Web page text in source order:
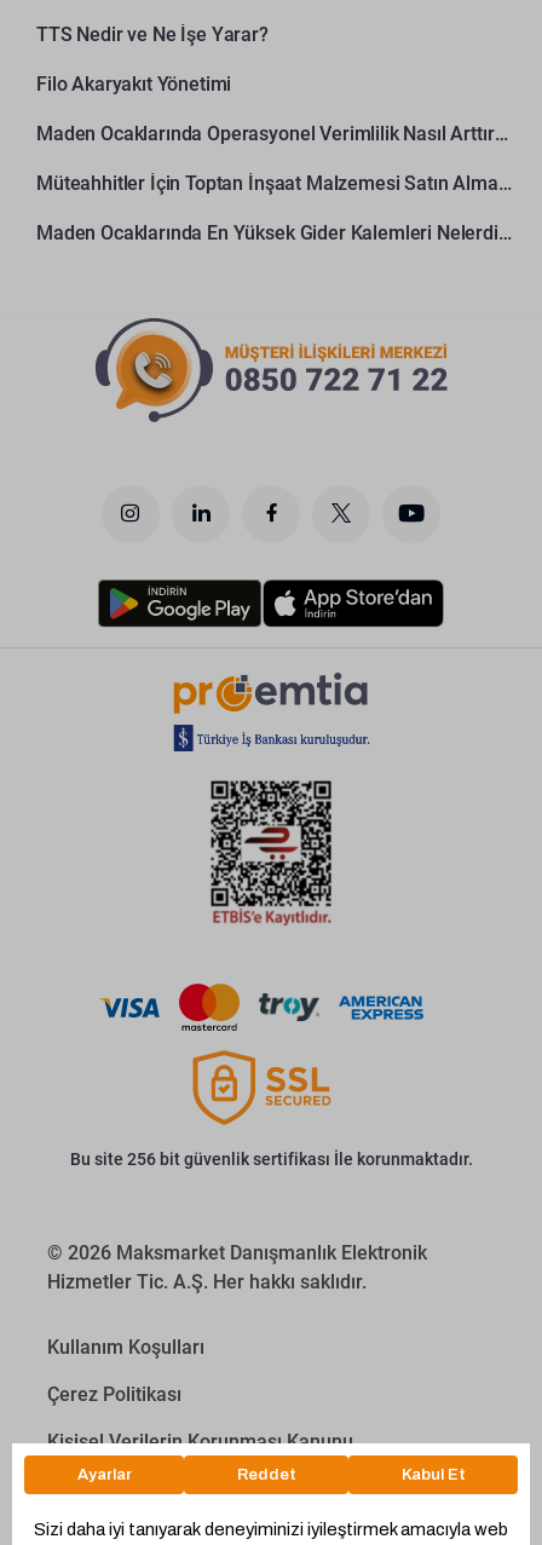
TTS Nedir ve Ne İşe Yarar?
Filo Akaryakıt Yönetimi
Maden Ocaklarında Operasyonel Verimlilik Nasıl Arttırılır?
Müteahhitler İçin Toptan İnşaat Malzemesi Satın Alma Rehberi
Maden Ocaklarında En Yüksek Gider Kalemleri Nelerdir?
Bu site 256 bit güvenlik sertifikası İle korunmaktadır.
© 2026 Maksmarket Danışmanlık Elektronik
Hizmetler Tic. A.Ş. Her hakkı saklıdır.
Kullanım Koşulları
Çerez Politikası
Kişisel Verilerin Korunması Kanunu
İletişim Aydınlatma Metni
Proyakıt